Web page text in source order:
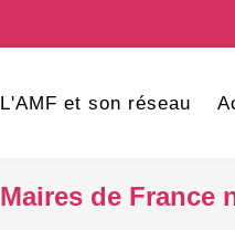
L'AMF et son réseau
Maires de France